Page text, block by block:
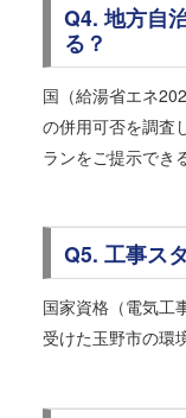
Q4. 地方自
る？
国（給湯省エネ
の併用可否を調査
ランをご提示でき
Q5. 工事ス
国家資格（電気工
受けた玉野市の環